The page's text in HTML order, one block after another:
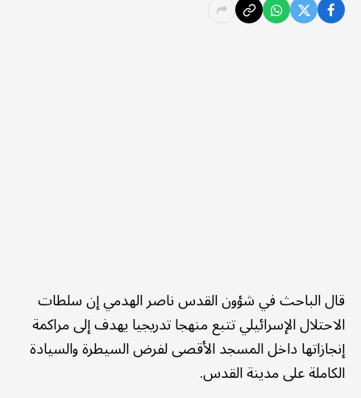
قال الباحث في شؤون القدس ناصر الهدمي إن سلطات
الاحتلال الإسرائيلي تتبع منهجا تدريجيا يهدف إلى مراكمة
إنجازاتها داخل المسجد الأقصى لفرض السيطرة والسيادة
الكاملة على مدينة القدس.